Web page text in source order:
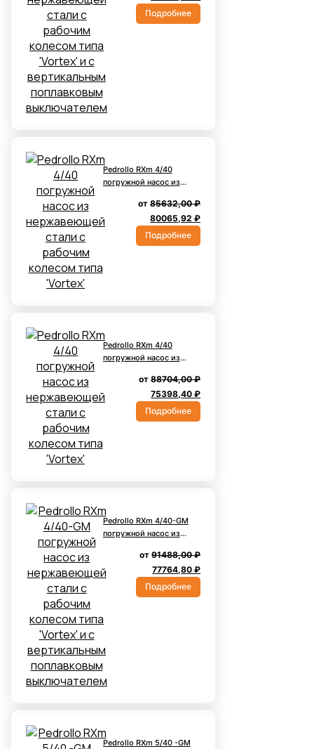
вертикальным
поплавковым
цена
составляла82579,20 ₽.
Подробнее
Pedrollo RXm 4/40
погружной насос из
рабочим колесом типа
'Vortex'
от85632,00₽
Первоначальная
цена
составляла
80065,92₽Текущая
80065,92 ₽.
Подробнее
Pedrollo RXm 4/40
погружной насос из
рабочим колесом типа
'Vortex'
от88704,00₽
Первоначальная
цена
составляла
75398,40₽Текущая
75398,40 ₽.
Подробнее
Pedrollo RXm 4/40-GM
погружной насос из
рабочим колесом типа
'Vortex' и с
вертикальным
поплавковым
от91488,00₽
Первоначальная
цена
составляла
77764,80₽Текущая
77764,80 ₽.
Подробнее
Pedrollo RXm 5/40 -GM